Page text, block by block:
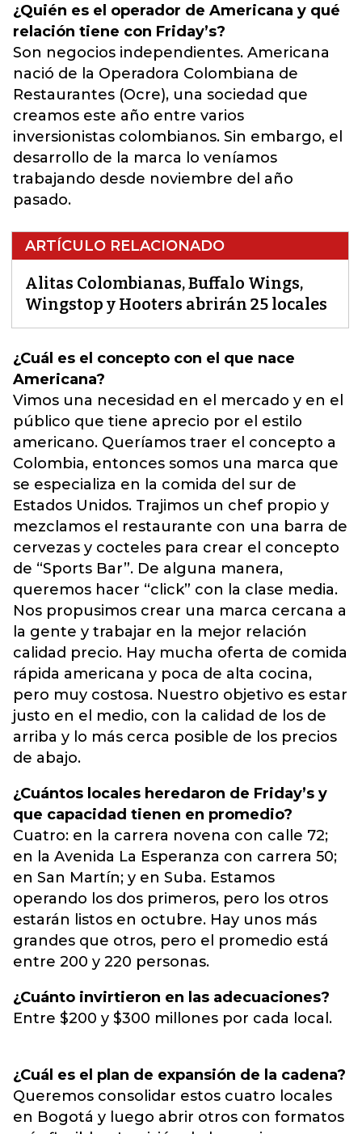
¿Quién es el operador de Americana y qué
relación tiene con Friday’s?
Son negocios independientes. Americana
nació de la Operadora Colombiana de
Restaurantes (Ocre), una sociedad que
creamos este año entre varios
inversionistas colombianos. Sin embargo, el
desarrollo de la marca lo veníamos
trabajando desde noviembre del año
pasado.
ARTÍCULO RELACIONADO
Alitas Colombianas, Buffalo Wings,
Wingstop y Hooters abrirán 25 locales
¿Cuál es el concepto con el que nace
Americana?
Vimos una necesidad en el mercado y en el
público que tiene aprecio por el estilo
americano. Queríamos traer el concepto a
Colombia, entonces somos una marca que
se especializa en la comida del sur de
Estados Unidos. Trajimos un chef propio y
mezclamos el restaurante con una barra de
cervezas y cocteles para crear el concepto
de “Sports Bar”. De alguna manera,
queremos hacer “click” con la clase media.
Nos propusimos crear una marca cercana a
la gente y trabajar en la mejor relación
calidad precio. Hay mucha oferta de comida
rápida americana y poca de alta cocina,
pero muy costosa. Nuestro objetivo es estar
justo en el medio, con la calidad de los de
arriba y lo más cerca posible de los precios
de abajo.
¿Cuántos locales heredaron de Friday’s y
que capacidad tienen en promedio?
Cuatro: en la carrera novena con calle 72;
en la Avenida La Esperanza con carrera 50;
en San Martín; y en Suba. Estamos
operando los dos primeros, pero los otros
estarán listos en octubre. Hay unos más
grandes que otros, pero el promedio está
entre 200 y 220 personas.
¿Cuánto invirtieron en las adecuaciones?
Entre $200 y $300 millones por cada local.
¿Cuál es el plan de expansión de la cadena?
Queremos consolidar estos cuatro locales
en Bogotá y luego abrir otros con formatos